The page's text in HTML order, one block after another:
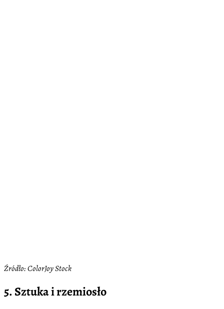
Źródło: ColorJoy Stock
5. Sztuka i rzemiosło